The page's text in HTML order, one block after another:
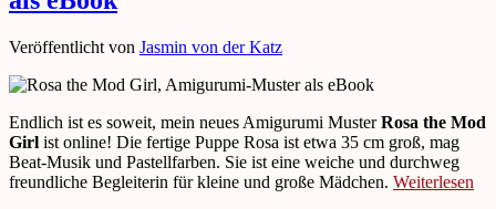
Veröffentlicht von Jasmin von der Katz
Endlich ist es soweit, mein neues Amigurumi MusterRosa the Mod
Girl ist online! Die fertige Puppe Rosa ist etwa 35 cm groß, mag
Beat-Musik und Pastellfarben. Sie ist eine weiche und durchweg
freundliche Begleiterin für kleine und große Mädchen. Weiterlesen